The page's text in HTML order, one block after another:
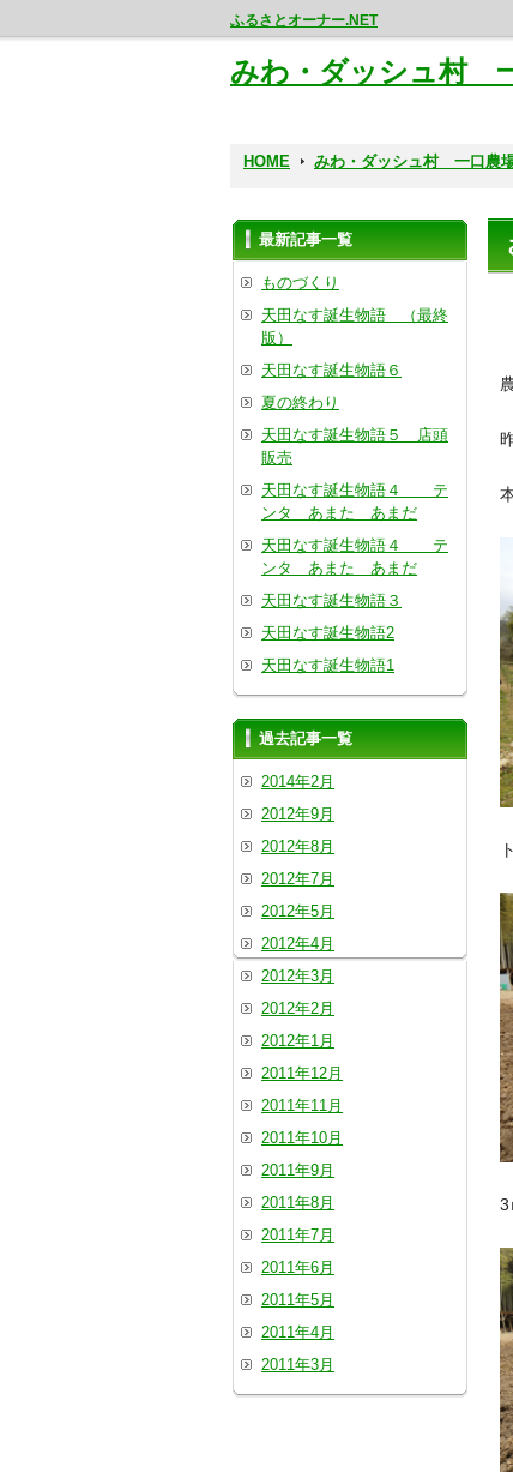
ふるさとオーナー.NET
みわ・ダッシュ村
HOME みわ・ダッシュ村 一口農
3
最新記事一覧
ものづくり
天田なす誕生物語 （最終
版）
天田なす誕生物語６
夏の終わり
天田なす誕生物語５ 店頭
販売
天田なす誕生物語４ テ
ンタ あまた あまだ
天田なす誕生物語４ テ
ンタ あまた あまだ
天田なす誕生物語３
天田なす誕生物語2
天田なす誕生物語1
過去記事一覧
2014年2月
2012年9月
2012年8月
2012年7月
2012年5月
2012年4月
2012年3月
2012年2月
2012年1月
2011年12月
2011年11月
2011年10月
2011年9月
2011年8月
2011年7月
2011年6月
2011年5月
2011年4月
2011年3月